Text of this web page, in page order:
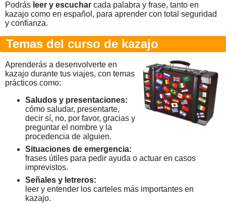
Podrás leer y escuchar cada palabra y frase, tanto en
kazajo como en español, para aprender con total seguridad
y confianza.
Temas del curso de kazajo
Aprenderás a desenvolverte en
kazajo durante tus viajes, con temas
prácticos como:
Saludos y presentaciones:
cómo saludar, presentarte,
decir sí, no, por favor, gracias y
preguntar el nombre y la
procedencia de alguien.
Situaciones de emergencia:
frases útiles para pedir ayuda o actuar en casos
imprevistos.
Señales y letreros:
leer y entender los carteles más importantes en
kazajo.